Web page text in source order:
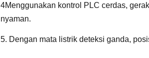
4Menggunakan kontrol PLC cerdas,
nyaman.
5. Dengan mata listrik deteksi ganda,